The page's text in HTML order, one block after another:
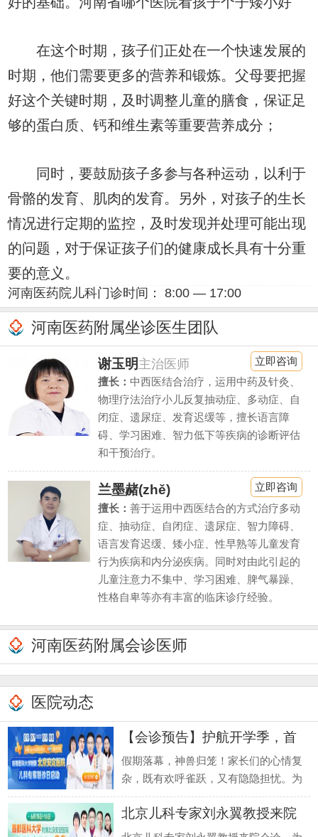
在这个时期，孩子们正处在一个快速发展的
时期，他们需要更多的营养和锻炼。父母要把握
好这个关键时期，及时调整儿童的膳食，保证足
够的蛋白质、钙和维生素等重要营养成分；
同时，要鼓励孩子多参与各种运动，以利于
骨骼的发育、肌肉的发育。另外，对孩子的生长
情况进行定期的监控，及时发现并处理可能出现
的问题，对于保证孩子们的健康成长具有十分重
要的意义。
河南医药院儿科门诊时间： 8:00 — 17:00
河南医药附属坐诊医生团队
谢玉明 主治医师
擅长： 中西医结合治疗，运用中药及针灸、
物理疗法治疗小儿反复抽动症、多动症、自
闭症、遗尿症、发育迟缓等，擅长语言障
碍、学习困难、智力低下等疾病的诊断评估
和干预治疗。
立即咨询
兰墨赭(zhě)
擅长： 善于运用中西医结合的方式治疗多动
症、抽动症、自闭症、遗尿症、智力障碍、
语言发育迟缓、矮小症、性早熟等儿童发育
行为疾病和内分泌疾病。同时对由此引起的
儿童注意力不集中、学习困难、脾气暴躁、
性格自卑等亦有丰富的临床诊疗经验。
立即咨询
河南医药附属会诊医师
医院动态
【会诊预告】护航开学季，首
都医
假期落幕，神兽归笼！家长们的心情复
杂，既有欢呼雀跃，又有隐隐担忧。为
何？因为一些看似不起眼的生长发育和
行为发育
北京儿科专家刘永翼教授来院